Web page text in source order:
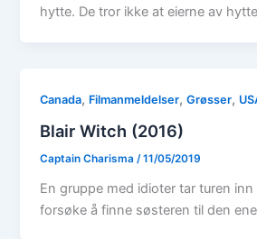
hytte. De tror ikke at eierne av
Canada, Filmanmeldelser,Grøsser,
Blair Witch (2016)
Captain Charisma /11/05/2019
En gruppe med idioter tar turen
forsøke å finne søsteren til den